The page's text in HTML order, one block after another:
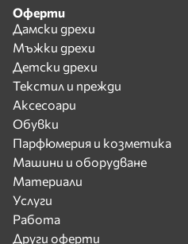
Оферти
Дамски дрехи
Мъжки дрехи
Детски дрехи
Текстил и прежди
Аксесоари
Обувки
Парфюмерия и козметика
Машини и оборудване
Материали
Услуги
Работа
Други оферти